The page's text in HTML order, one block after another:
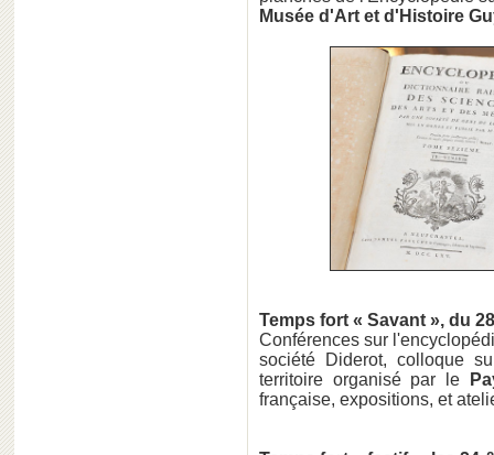
Musée d'Art et d'Histoire
Temps fort « Savant », du
Conférences sur
société Diderot, colloque
territoire organisé par le
française, expositions, et